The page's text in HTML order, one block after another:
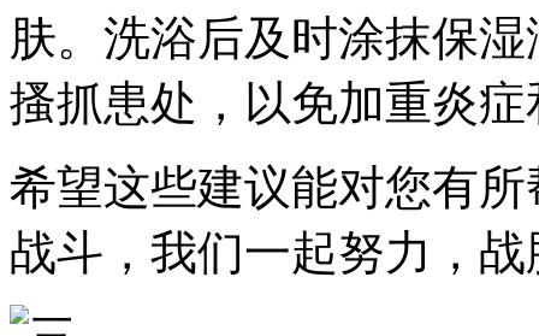
肤。洗浴后及时涂抹保
搔抓患处，以免加重炎
希望这些建议能对您有
战斗，我们一起努力，